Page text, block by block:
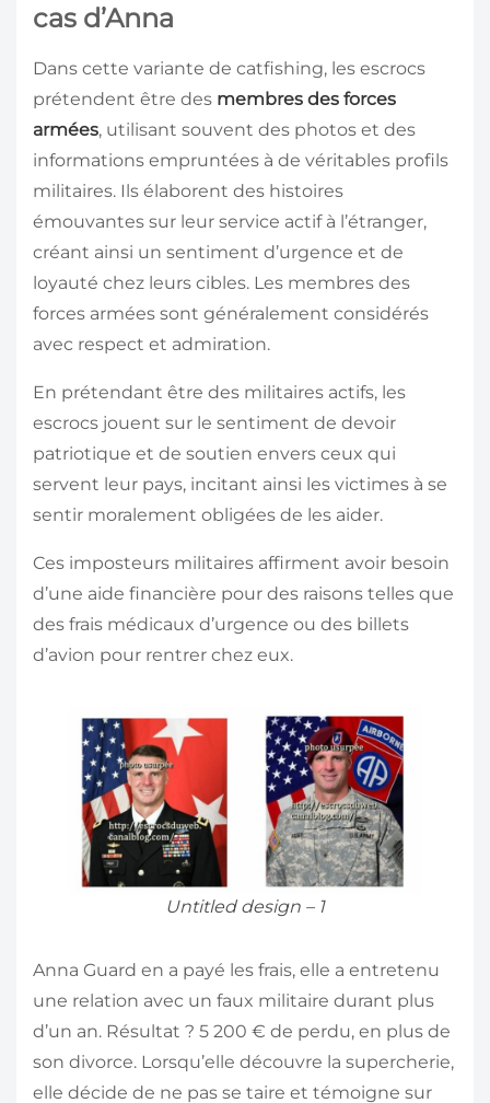
cas d’Anna
Dans cette variante de catfishing, les escrocs
prétendent être des membres des forces
armées, utilisant souvent des photos et des
informations empruntées à de véritables profils
militaires. Ils élaborent des histoires
émouvantes sur leur service actif à l’étranger,
créant ainsi un sentiment d’urgence et de
loyauté chez leurs cibles. Les membres des
forces armées sont généralement considérés
avec respect et admiration.
En prétendant être des militaires actifs, les
escrocs jouent sur le sentiment de devoir
patriotique et de soutien envers ceux qui
servent leur pays, incitant ainsi les victimes à se
sentir moralement obligées de les aider.
Ces imposteurs militaires affirment avoir besoin
d’une aide financière pour des raisons telles que
des frais médicaux d’urgence ou des billets
d’avion pour rentrer chez eux.
Untitled design – 1
Anna Guard en a payé les frais, elle a entretenu
une relation avec un faux militaire durant plus
d’un an. Résultat ? 5 200 € de perdu, en plus de
son divorce. Lorsqu’elle découvre la supercherie,
elle décide de ne pas se taire et témoigne sur